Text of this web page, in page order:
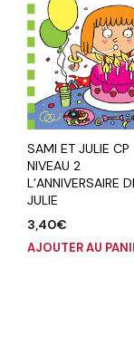
SAMI ET JULIE CP
NIVEAU 2
L’ANNIVERSAIRE
JULIE
3,40€
AJOUTER AU